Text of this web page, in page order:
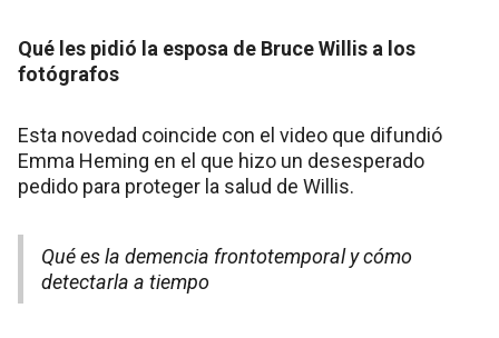
Qué les pidió la esposa de Bruce Willis a los
fotógrafos
Esta novedad coincide con el video que difundió
Emma Heming en el que hizo un desesperado
pedido para proteger la salud de Willis.
Qué es la demencia frontotemporal y cómo
detectarla a tiempo